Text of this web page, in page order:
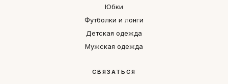
Юбки
Футболки и лонги
Детская одежда
Мужская одежда
СВЯЗАТЬСЯ